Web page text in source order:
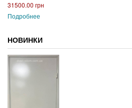
31500.00 грн
Подробнее
НОВИНКИ